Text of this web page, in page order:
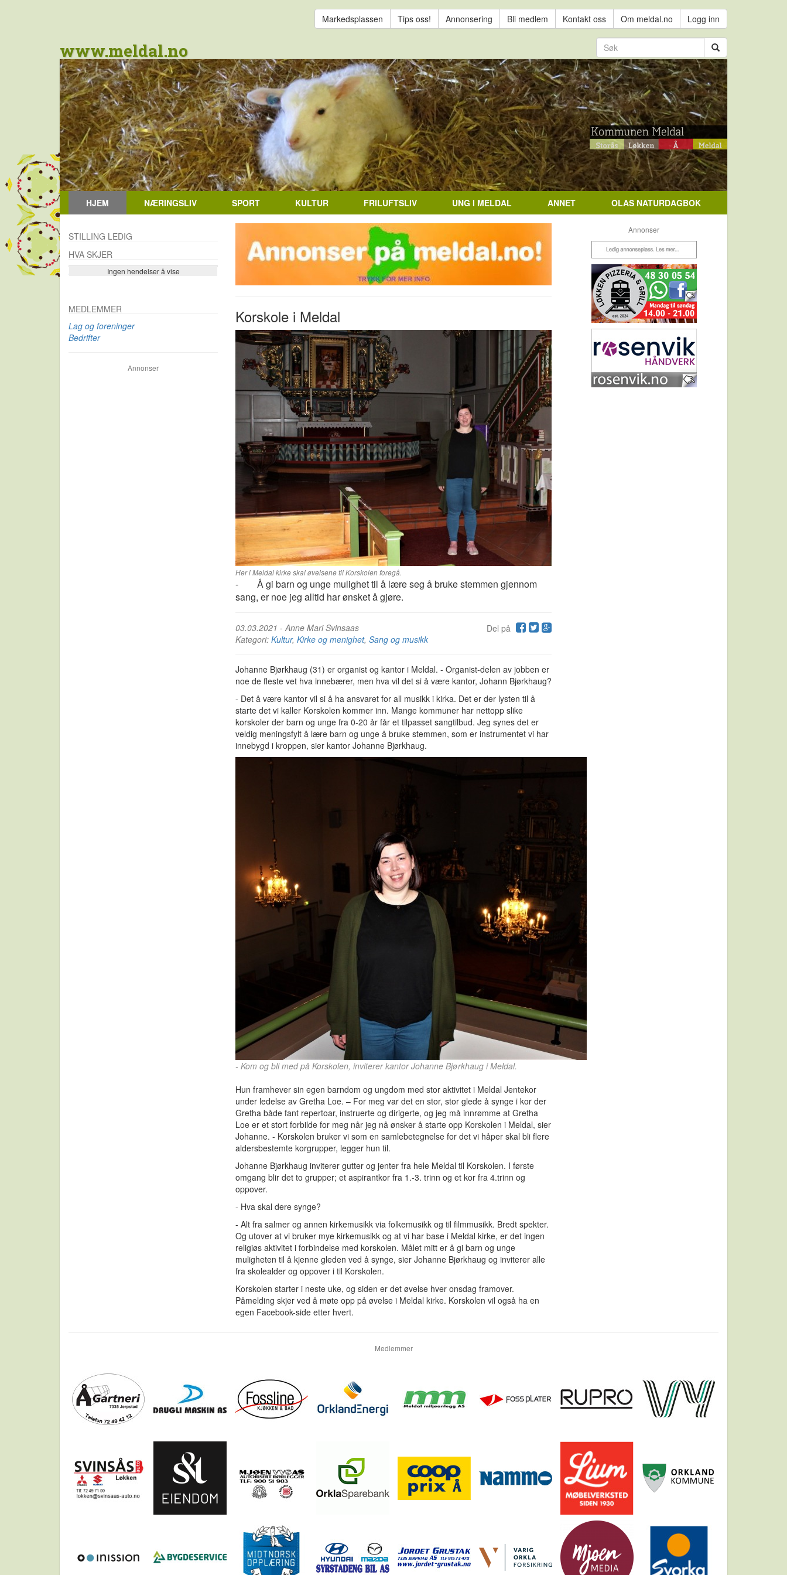
Markedsplassen Tips oss! Annonsering Bli medlem Kontakt oss Om meldal.no Logg inn
www.meldal.no
HJEM NÆRINGSLIV SPORT KULTUR FRILUFTSLIV UNG I MELDAL ANNET OLAS NATURDAGBOK
Korskole i Meldal
Her i Meldal kirke skal øvelsene til Korskolen foregå.
- Å gi barn og unge mulighet til å lære seg å bruke stemmen gjennom
sang, er noe jeg alltid har ønsket å gjøre.
Del på
03.03.2021 -Anne Mari Svinsaas
Kategori: Kultur, Kirke og menighet, Sang og musikk
Johanne Bjørkhaug (31) er organist og kantor i Meldal. - Organist-delen av jobben er
noe de fleste vet hva innebærer, men hva vil det si å være kantor, Johann Bjørkhaug?
- Det å være kantor vil si å ha ansvaret for all musikk i kirka. Det er der lysten til å
starte det vi kaller Korskolen kommer inn. Mange kommuner har nettopp slike
korskoler der barn og unge fra 0-20 år får et tilpasset sangtilbud. Jeg synes det er
veldig meningsfylt å lære barn og unge å bruke stemmen, som er instrumentet vi har
innebygd i kroppen, sier kantor Johanne Bjørkhaug.
- Kom og bli med på Korskolen, inviterer kantor Johanne Bjørkhaug i Meldal.
Hun framhever sin egen barndom og ungdom med stor aktivitet i Meldal Jentekor
under ledelse av Gretha Loe. – For meg var det en stor, stor glede å synge i kor der
Gretha både fant repertoar, instruerte og dirigerte, og jeg må innrømme at Gretha
Loe er et stort forbilde for meg når jeg nå ønsker å starte opp Korskolen i Meldal, sier
Johanne. - Korskolen bruker vi som en samlebetegnelse for det vi håper skal bli flere
aldersbestemte korgrupper, legger hun til.
Johanne Bjørkhaug inviterer gutter og jenter fra hele Meldal til Korskolen. I første
omgang blir det to grupper; et aspirantkor fra 1.-3. trinn og et kor fra 4.trinn og
oppover.
- Hva skal dere synge?
- Alt fra salmer og annen kirkemusikk via folkemusikk og til filmmusikk. Bredt spekter.
Og utover at vi bruker mye kirkemusikk og at vi har base i Meldal kirke, er det ingen
religiøs aktivitet i forbindelse med korskolen. Målet mitt er å gi barn og unge
muligheten til å kjenne gleden ved å synge, sier Johanne Bjørkhaug og inviterer alle
fra skolealder og oppover i til Korskolen.
Korskolen starter i neste uke, og siden er det øvelse hver onsdag framover.
Påmelding skjer ved å møte opp på øvelse i Meldal kirke. Korskolen vil også ha en
egen Facebook-side etter hvert.
STILLING LEDIG
HVA SKJER
Ingen hendelser å vise
Se flere…
MEDLEMMER
Lag og foreninger
Bedrifter
Annonser
Annonser
Medlemmer